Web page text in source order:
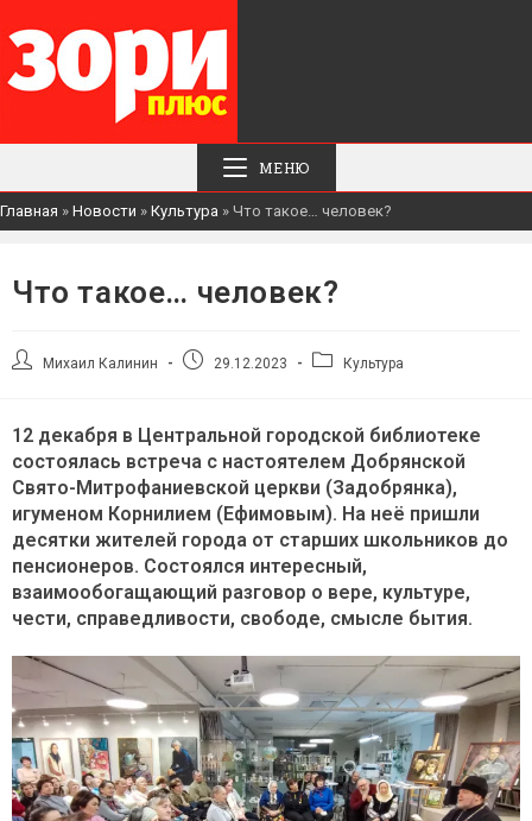
МЕНЮ
Главная » Новости » Культура » Что такое… человек?
Что такое… человек?
АвторМихаил Калинин
Запись29.12.2023
РубрикаКультура
12 декабря в Центральной городской библиотеке
состоялась встреча с настоятелем Добрянской
Свято-Митрофаниевской церкви (Задобрянка),
игуменом Корнилием (Ефимовым). На неё пришли
десятки жителей города от старших школьников до
пенсионеров. Состоялся интересный,
взаимообогащающий разговор о вере, культуре,
чести, справедливости, свободе, смысле бытия.